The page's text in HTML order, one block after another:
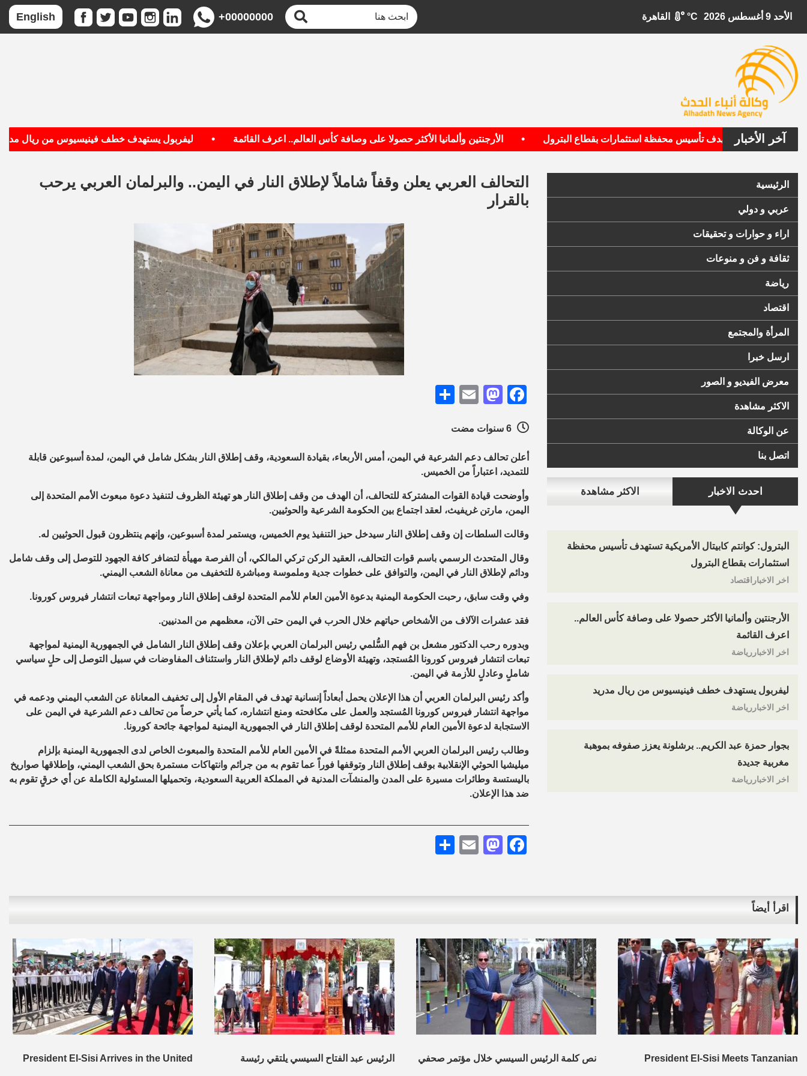
الأحد 9 أغسطس 2026 °C
+00000000
English
آخر الأخبار
الأمريكية تستهدف تأسيس محفظة استثمارات بقطاع البترول الأرجنتين وألمانيا الأكثر حصولا على وصافة كأس العالم.. اعرف القائمة ليفربول يستهدف خطف فينيسيوس من ريال مدريد
الرئيسية
عربي و دولي
اراء و حوارات و تحقيقات
ثقافة و فن و منوعات
رياضة
اقتصاد
المرأة والمجتمع
ارسل خبرا
معرض الفيديو و الصور
الاكثر مشاهدة
عن الوكالة
اتصل بنا
احدث الاخبار الاكثر مشاهدة
البترول: كوانتم كابيتال الأمريكية تستهدف تأسيس محفظة
استثمارات بقطاع البترول
اخر الاخباراقتصاد
الأرجنتين وألمانيا الأكثر حصولا على وصافة كأس العالم..
اعرف القائمة
اخر الاخباررياضة
ليفربول يستهدف خطف فينيسيوس من ريال مدريد
اخر الاخباررياضة
بجوار حمزة عبد الكريم.. برشلونة يعزز صفوفه بموهبة
مغربية جديدة
اخر الاخباررياضة
التحالف العربي يعلن وقفاً شاملاً لإطلاق النار في اليمن.. والبرلمان العربي يرحب
بالقرار
Facebook
Mastodon
Email
أعلن تحالف دعم الشرعية في اليمن، أمس الأربعاء، بقيادة السعودية، وقف إطلاق النار بشكل شامل في اليمن، لمدة أسبوعين قابلة
للتمديد، اعتباراً من الخميس.
وأوضحت قيادة القوات المشتركة للتحالف، أن الهدف من وقف إطلاق النار هو تهيئة الظروف لتنفيذ دعوة مبعوث الأمم المتحدة إلى
اليمن، مارتن غريفيث، لعقد اجتماع بين الحكومة الشرعية والحوثيين.
وقالت السلطات إن وقف إطلاق النار سيدخل حيز التنفيذ يوم الخميس، ويستمر لمدة أسبوعين، وإنهم ينتظرون قبول الحوثيين له.
وقال المتحدث الرسمي باسم قوات التحالف، العقيد الركن تركي المالكي، أن الفرصة مهيأة لتضافر كافة الجهود للتوصل إلى وقف شامل
ودائم لإطلاق النار في اليمن، والتوافق على خطوات جدية وملموسة ومباشرة للتخفيف من معاناة الشعب اليمني.
وفي وقت سابق، رحبت الحكومة اليمنية بدعوة الأمين العام للأمم المتحدة لوقف إطلاق النار ومواجهة تبعات انتشار فيروس كورونا.
فقد عشرات الآلاف من الأشخاص حياتهم خلال الحرب في اليمن حتى الآن، معظمهم من المدنيين.
وبدوره رحب الدكتور مشعل بن فهم السُّلمي رئيس البرلمان العربي بإعلان وقف إطلاق النار الشامل في الجمهورية اليمنية لمواجهة
تبعات انتشار فيروس كورونا المُستجد، وتهيئة الأوضاع لوقف دائم لإطلاق النار واستئناف المفاوضات في سبيل التوصل إلى حلٍ سياسي
شاملٍ وعادلٍ للأزمة في اليمن.
وأكد رئيس البرلمان العربي أن هذا الإعلان يحمل أبعاداً إنسانية تهدف في المقام الأول إلى تخفيف المعاناة عن الشعب اليمني ودعمه في
مواجهة انتشار فيروس كورونا المُستجد والعمل على مكافحته ومنع انتشاره، كما يأتي حرصاً من تحالف دعم الشرعية في اليمن على
الاستجابة لدعوة الأمين العام للأمم المتحدة لوقف إطلاق النار في الجمهورية اليمنية لمواجهة جائحة كورونا.
وطالب رئيس البرلمان العربي الأمم المتحدة ممثلةً في الأمين العام للأمم المتحدة والمبعوث الخاص لدى الجمهورية اليمنية بإلزام
ميليشيا الحوثي الإنقلابية بوقف إطلاق النار وتوقفها فوراً عما تقوم به من جرائم وانتهاكات مستمرة بحق الشعب اليمني، وإطلاقها صواريخ
باليستسة وطائرات مسيرة على المدن والمنشآت المدنية في المملكة العربية السعودية، وتحميلها المسئولية الكاملة عن أي خرقٍ تقوم به
ضد هذا الإعلان.
Facebook
Mastodon
Email
اقرأ أيضاً
President El-Sisi Meets Tanzanian نص كلمة الرئيس السيسي خلال مؤتمر صحفي الرئيس عبد الفتاح السيسي يلتقي رئيسة President El-Sisi Arrives in the United